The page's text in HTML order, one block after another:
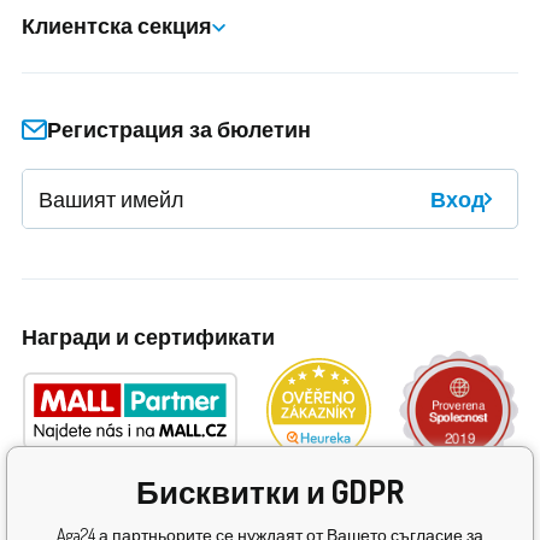
Клиентска секция
Регистрация за бюлетин
Вход
Награди и сертификати
Бисквитки и GDPR
Aga24 а партньорите се нуждаят от Вашето съгласие за